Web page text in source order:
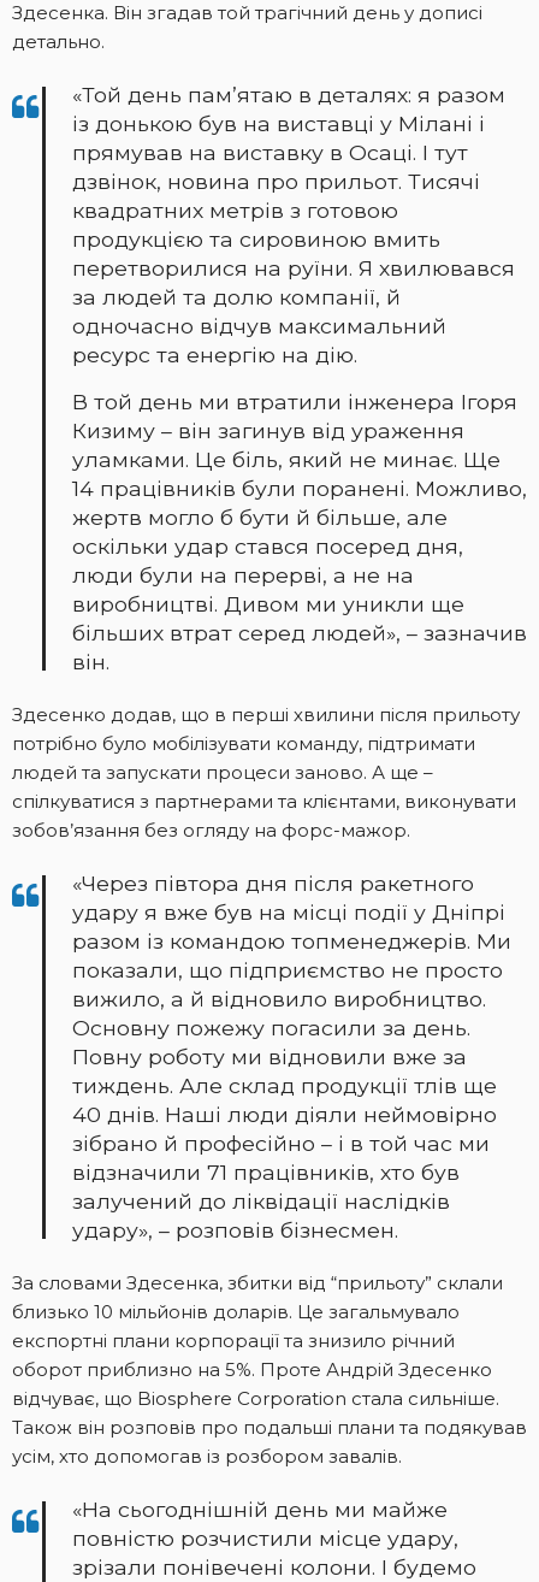
Здесенка. Він згадав той трагічний день у дописі
детально.
«Той день пам’ятаю в деталях: я разом
із донькою був на виставці у Мілані і
прямував на виставку в Осаці. І тут
дзвінок, новина про прильот. Тисячі
квадратних метрів з готовою
продукцією та сировиною вмить
перетворилися на руїни. Я хвилювався
за людей та долю компанії, й
одночасно відчув максимальний
ресурс та енергію на дію.
В той день ми втратили інженера Ігоря
Кизиму – він загинув від ураження
уламками. Це біль, який не минає. Ще
14 працівників були поранені. Можливо,
жертв могло б бути й більше, але
оскільки удар стався посеред дня,
люди були на перерві, а не на
виробництві. Дивом ми уникли ще
більших втрат серед людей», – зазначив
він.
Здесенко додав, що в перші хвилини після прильоту
потрібно було мобілізувати команду, підтримати
людей та запускати процеси заново. А ще –
спілкуватися з партнерами та клієнтами, виконувати
зобов’язання без огляду на форс-мажор.
«Через півтора дня після ракетного
удару я вже був на місці події у Дніпрі
разом із командою топменеджерів. Ми
показали, що підприємство не просто
вижило, а й відновило виробництво.
Основну пожежу погасили за день.
Повну роботу ми відновили вже за
тиждень. Але склад продукції тлів ще
40 днів. Наші люди діяли неймовірно
зібрано й професійно – і в той час ми
відзначили 71 працівників, хто був
залучений до ліквідації наслідків
удару», – розповів бізнесмен.
За словами Здесенка, збитки від “прильоту” склали
близько 10 мільйонів доларів. Це загальмувало
експортні плани корпорації та знизило річний
оборот приблизно на 5%. Проте Андрій Здесенко
відчуває, що Biosphere Corporation стала сильніше.
Також він розповів про подальші плани та подякував
усім, хто допомогав із розбором завалів.
«На сьогоднішній день ми майже
повністю розчистили місце удару,
зрізали понівечені колони. І будемо